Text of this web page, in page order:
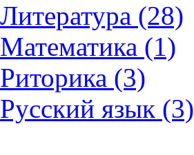
Литература (28)
Математика (1)
Риторика (3)
Русский язык (3)